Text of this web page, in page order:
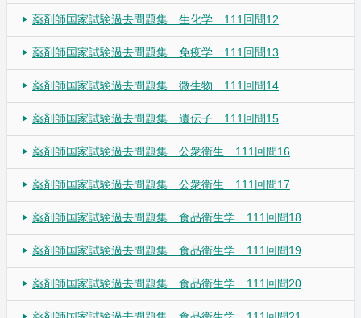
薬剤師国家試験過去問題集 生化学 111回問12
薬剤師国家試験過去問題集 免疫学 111回問13
薬剤師国家試験過去問題集 微生物 111回問14
薬剤師国家試験過去問題集 遺伝子 111回問15
薬剤師国家試験過去問題集 公衆衛生 111回問16
薬剤師国家試験過去問題集 公衆衛生 111回問17
薬剤師国家試験過去問題集 食品衛生学 111回問18
薬剤師国家試験過去問題集 食品衛生学 111回問19
薬剤師国家試験過去問題集 食品衛生学 111回問20